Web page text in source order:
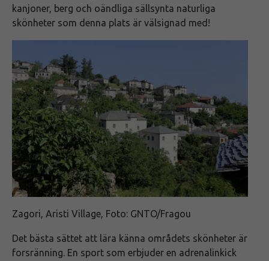
kanjoner, berg och oändliga sällsynta naturliga
skönheter som denna plats är välsignad med!
Zagori, Aristi Village, Foto: GNTO/Fragou
Det bästa sättet att lära känna områdets skönheter är
forsränning. En sport som erbjuder en adrenalinkick